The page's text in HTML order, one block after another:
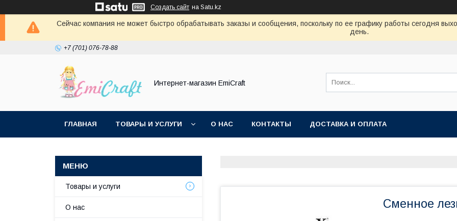
Создать сайт на Satu.kz
Сейчас компания не может быстро обрабатывать заказы и сообщения, поскольку по ее графику работы сегодня
день.
+7 (701) 076-78-88
Интернет-магазин EmiCraft
ГЛАВНАЯ ТОВАРЫ И УСЛУГИ О НАС КОНТАКТЫ ДОСТАВКА И ОПЛАТА
Сменное
Товары и услуги
О нас